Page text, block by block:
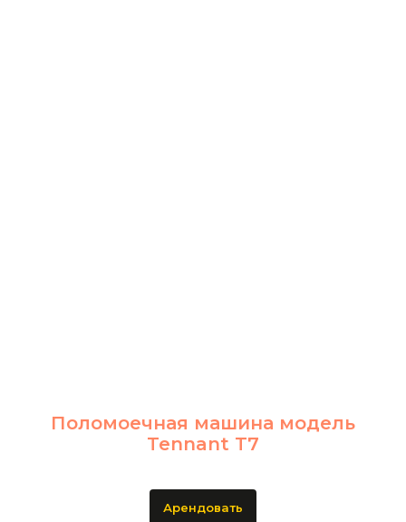
Поломоечная машина модель
Tennant T7
Арендовать